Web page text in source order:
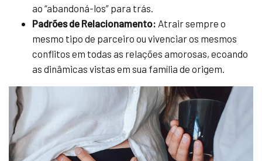
ao “abandoná-los” para trás.
Padrões de Relacionamento: Atrair sempre o
mesmo tipo de parceiro ou vivenciar os mesmos
conflitos em todas as relações amorosas, ecoando
as dinâmicas vistas em sua família de origem.